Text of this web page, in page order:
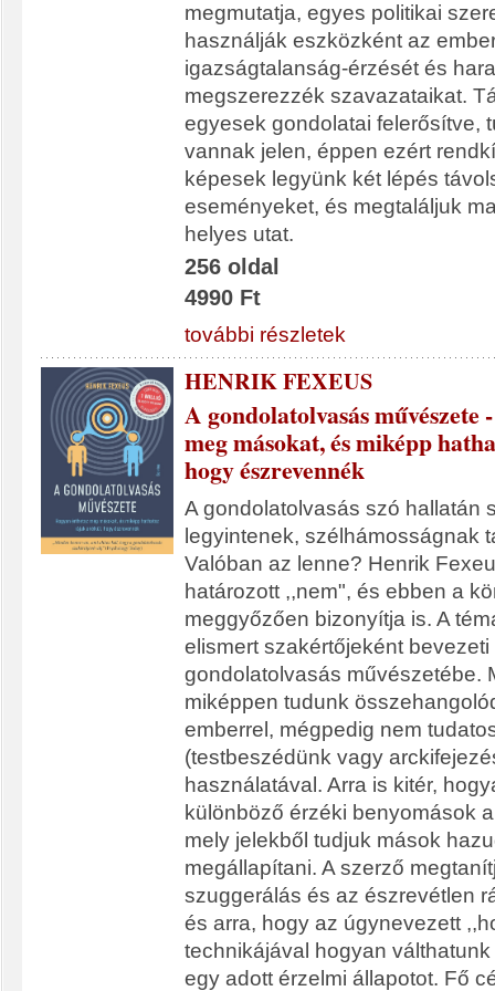
megmutatja, egyes politikai
használják eszközként az
igazságtalanság-érzését és
megszerezzék szavazataikat.
egyesek gondolatai felerősítve,
vannak jelen, éppen ezért
képesek legyünk két lépés
eseményeket, és megtaláljuk
helyes utat.
256 oldal
4990 Ft
további részletek
HENRIK FEXEUS
A gondolatolvasás művészete
meg másokat, és miképp
hogy észrevennék
A gondolatolvasás szó hallatán
legyintenek, szélhámosságnak
Valóban az lenne? Henrik
határozott ,,nem", és ebben a
meggyőzően bizonyítja is. A
elismert szakértőjeként
gondolatolvasás művészetébe.
miképpen tudunk
emberrel, mégpedig nem
(testbeszédünk vagy
használatával. Arra is kitér,
különböző érzéki benyomások
mely jelekből tudjuk mások
megállapítani. A szerző
szuggerálás és az észrevétlen
és arra, hogy az úgynevezett
technikájával hogyan
egy adott érzelmi állapotot. Fő